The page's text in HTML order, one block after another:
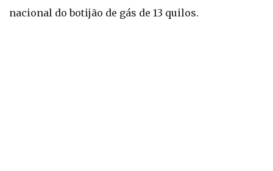
nacional do botijão de gás de 13 quilos.